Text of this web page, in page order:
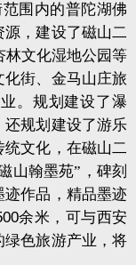
围内的普陀湖佛
，建设了磁山二
林文化湿地公园等
街、金马山庄旅
。规划建设了瀑
规划建设了游乐
文化，在磁山二
山翰墨苑”，碑刻
迹作品，精品墨迹
余米，可与西安
色旅游产业，将